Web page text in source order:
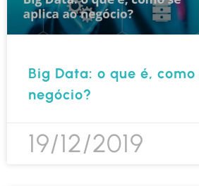
Big Data: o que é,
negócio?
19/12/2019